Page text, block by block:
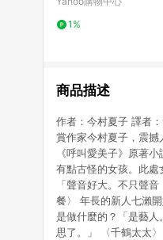
1%
商品描述
作者：今村夏子 譯者
賞作家今村夏子，震
《呼叫愛美子》原著
有點古怪的女孩。此
「聲音好大。不只聲
餐〉 年長的新人七瀨
是做什麼的？「是藝
思了。」 〈千鶴太太